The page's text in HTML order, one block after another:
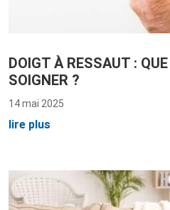
DOIGT À RESSAUT :
SOIGNER ?
14 mai 2025
lire plus